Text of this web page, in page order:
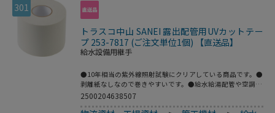
301
トラスコ中山 SANEI 露出配管用UVカットテー
プ 253-7817 (ご注文単位1個) 【直送品】
給水設備用継手
●10年相当の紫外線照射試験にクリアしている商品です。●
剥離紙なしなので巻きやすいです。●給水給湯配管や空調配
管の補修工事、その他露出配管全般に。●10年相当の紫外
2500204638507